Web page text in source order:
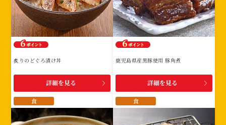
炙りのどぐろ漬け丼
詳細を見る
鹿児島県産黒豚使用 豚角煮
詳細を見る
食 食